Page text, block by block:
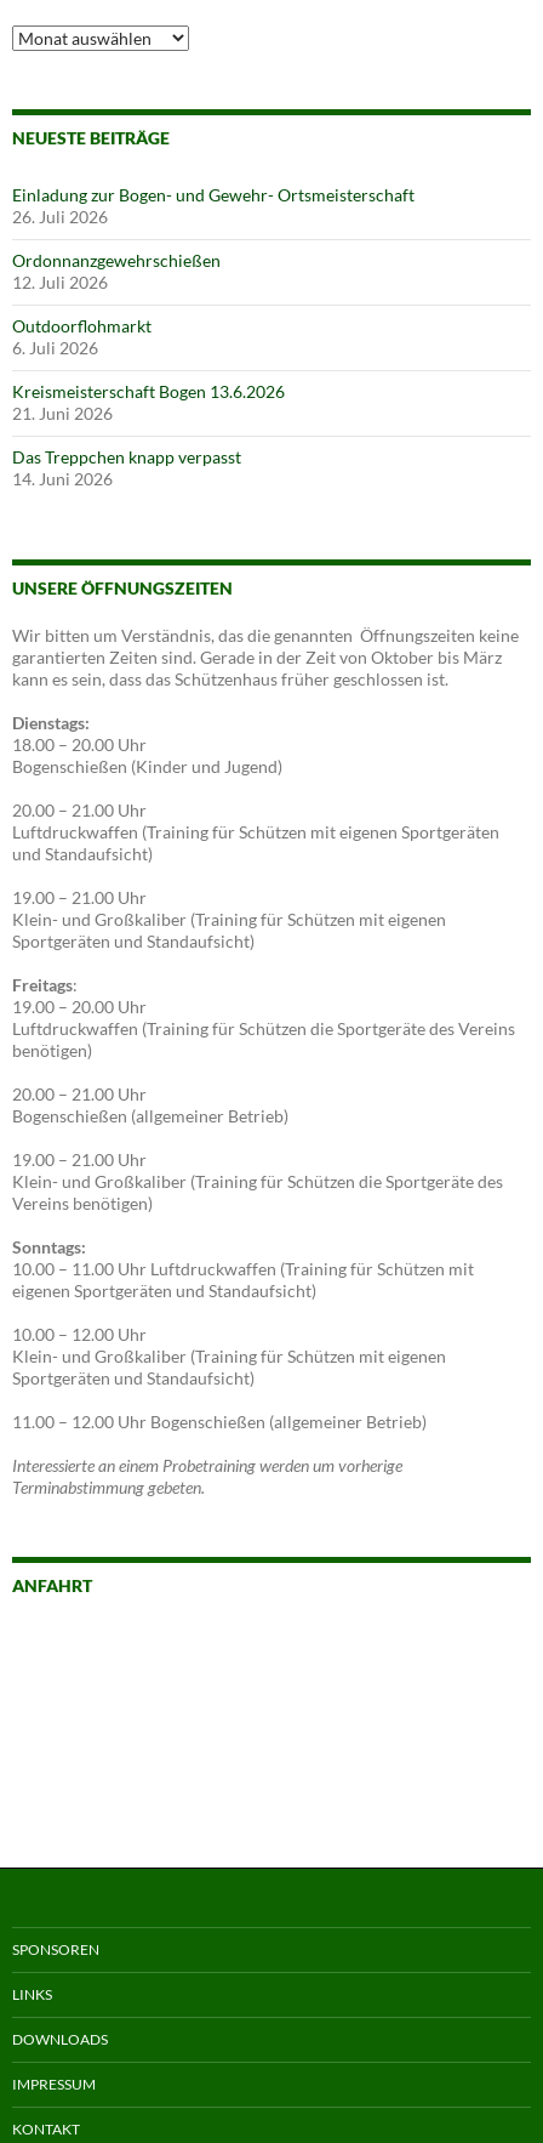
Archiv
NEUESTE BEITRÄGE
Einladung zur Bogen- und Gewehr- Ortsmeisterschaft
26. Juli 2026
Ordonnanzgewehrschießen
12. Juli 2026
Outdoorflohmarkt
6. Juli 2026
Kreismeisterschaft Bogen 13.6.2026
21. Juni 2026
Das Treppchen knapp verpasst
14. Juni 2026
UNSERE ÖFFNUNGSZEITEN
Wir bitten um Verständnis, das die genannten Öffnungszeiten keine
garantierten Zeiten sind. Gerade in der Zeit von Oktober bis März
kann es sein, dass das Schützenhaus früher geschlossen ist.
Dienstags:
18.00 – 20.00 Uhr
Bogenschießen (Kinder und Jugend)
20.00 – 21.00 Uhr
Luftdruckwaffen (Training für Schützen mit eigenen Sportgeräten
und Standaufsicht)
19.00 – 21.00 Uhr
Klein- und Großkaliber (Training für Schützen mit eigenen
Sportgeräten und Standaufsicht)
Freitags:
19.00 – 20.00 Uhr
Luftdruckwaffen (Training für Schützen die Sportgeräte des Vereins
benötigen)
20.00 – 21.00 Uhr
Bogenschießen (allgemeiner Betrieb)
19.00 – 21.00 Uhr
Klein- und Großkaliber (Training für Schützen die Sportgeräte des
Vereins benötigen)
Sonntags:
10.00 – 11.00 Uhr Luftdruckwaffen (Training für Schützen mit
eigenen Sportgeräten und Standaufsicht)
10.00 – 12.00 Uhr
Klein- und Großkaliber (Training für Schützen mit eigenen
Sportgeräten und Standaufsicht)
11.00 – 12.00 Uhr Bogenschießen (allgemeiner Betrieb)
Interessierte an einem Probetraining werden um vorherige
Terminabstimmung gebeten.
ANFAHRT
SPONSOREN
LINKS
DOWNLOADS
IMPRESSUM
KONTAKT